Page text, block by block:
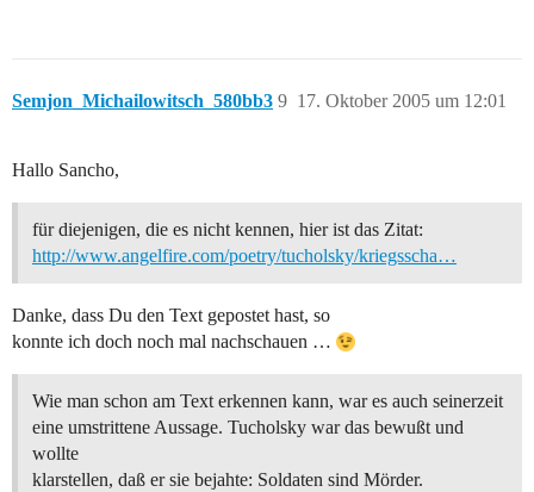
Semjon_Michailowitsch_580bb3 17. Oktober 2005 um 12:01
9
Hallo Sancho,
für diejenigen, die es nicht kennen, hier ist das Zitat:
http://www.angelfire.com/poetry/tucholsky/kriegsscha…
Danke, dass Du den Text gepostet hast, so
konnte ich doch noch mal nachschauen …
Wie man schon am Text erkennen kann, war es auch seinerzeit
eine umstrittene Aussage. Tucholsky war das bewußt und
wollte
klarstellen, daß er sie bejahte: Soldaten sind Mörder.